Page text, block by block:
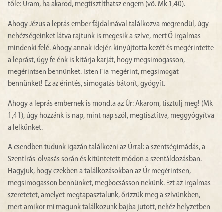
tőle: Uram, ha akarod, megtisztíthatsz engem (vö. Mk 1,40).
Ahogy Jézus a leprás ember fájdalmával találkozva megrendül, úgy
nehézségeinket látva rajtunk is megesik a szíve, mert Ő irgalmas
mindenki felé. Ahogy annak idején kinyújtotta kezét és megérintette
a leprást, úgy felénk is kitárja karját, hogy megsimogasson,
megérintsen bennünket. Isten Fia megérint, megsimogat
bennünket! Ez az érintés, simogatás bátorít, gyógyít.
Ahogy a leprás embernek is mondta az Úr: Akarom, tisztulj meg! (Mk
1,41), úgy hozzánk is nap, mint nap szól, megtisztítva, meggyógyítva
a lelkünket.
A csendben tudunk igazán találkozni az Úrral: a szentségimádás, a
Szentírás-olvasás során és kitüntetett módon a szentáldozásban.
Hagyjuk, hogy ezekben a találkozásokban az Úr megérintsen,
megsimogasson bennünket, megbocsásson nekünk. Ezt az irgalmas
szeretetet, amelyet megtapasztalunk, őrizzük meg a szívünkben,
mert amikor mi magunk találkozunk bajba jutott, nehéz helyzetben